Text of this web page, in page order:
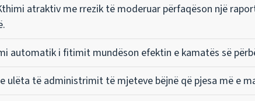
atraktiv me rrezik të moderuar përfaqëson një
automatik i fitimit mundëson efektin e kamatës së
ulëta të administrimit të mjeteve bëjnë që pjesa më e